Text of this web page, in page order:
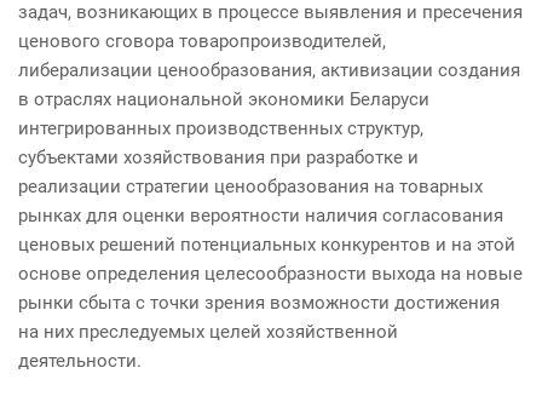
задач, возникающих в процессе выявления и пресечения
ценового сговора товаропроизводителей,
либерализации ценообразования, активизации создания
в отраслях национальной экономики Беларуси
интегрированных производственных структур,
субъектами хозяйствования при разработке и
реализации стратегии ценообразования на товарных
рынках для оценки вероятности наличия согласования
ценовых решений потенциальных конкурентов и на этой
основе определения целесообразности выхода на новые
рынки сбыта с точки зрения возможности достижения
на них преследуемых целей хозяйственной
деятельности.